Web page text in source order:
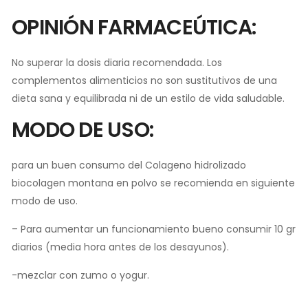
OPINIÓN FARMACEÚTICA:
No superar la dosis diaria recomendada. Los
complementos alimenticios no son sustitutivos de una
dieta sana y equilibrada ni de un estilo de vida saludable.
MODO DE USO:
para un buen consumo del Colageno hidrolizado
biocolagen montana en polvo se recomienda en siguiente
modo de uso.
– Para aumentar un funcionamiento bueno consumir 10 gr
diarios (media hora antes de los desayunos).
-mezclar con zumo o yogur.